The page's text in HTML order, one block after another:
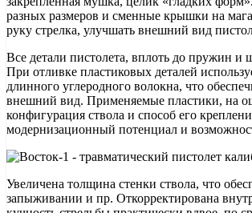
разных размеров и сменные крышки на
руку стрелка, улучшать внешний вид
Все детали пистолета, вплоть до пружин
При отливке пластиковых деталей
длинного углеродного волокна, что
внешний вид. Применяемые пластики, на
конфигурация ствола и способ его
модернизационный потенциал и
Увеличена толщина стенки ствола, что
запыживании и пр. Откорректирована